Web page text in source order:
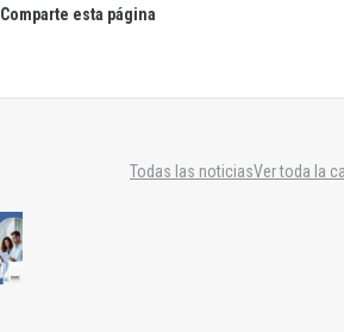
Comparte esta página
Todas las noticiasVer toda la